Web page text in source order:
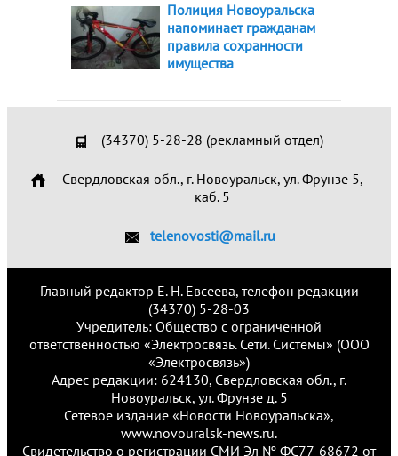
Полиция Новоуральска
напоминает гражданам
правила сохранности
имущества
(34370) 5-28-28 (рекламный отдел)
Свердловская обл., г. Новоуральск, ул. Фрунзе 5,
каб. 5
telenovosti@mail.ru
Главный редактор Е. Н. Евсеева, телефон редакции
(34370) 5-28-03
Учредитель: Общество с ограниченной
ответственностью «Электросвязь. Сети. Системы» (ООО
«Электросвязь»)
Адрес редакции: 624130, Свердловская обл., г.
Новоуральск, ул. Фрунзе д. 5
Сетевое издание «Новости Новоуральска»,
www.novouralsk-news.ru.
Свидетельство о регистрации СМИ Эл № ФС77-68672 от